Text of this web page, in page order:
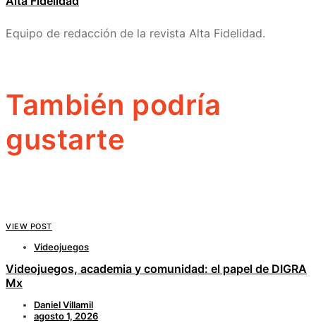
Equipo de redacción de la revista Alta Fidelidad.
También podría
gustarte
VIEW POST
Videojuegos
Videojuegos, academia y comunidad: el papel de DIGRA
Mx
Daniel Villamil
agosto 1, 2026